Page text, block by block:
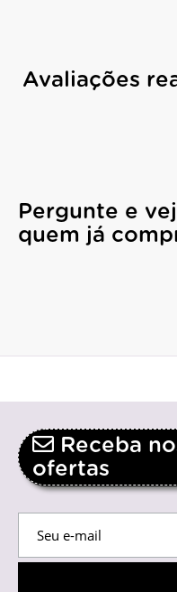
Avaliações
Pergunte e
quem já
Receba
ofertas